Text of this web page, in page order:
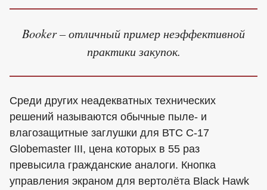
Booker – отличный пример неэффективной
практики закупок.
Среди других неадекватных технических
решений называются обычные пыле- и
влагозащитные заглушки для ВТС C-17
Globemaster III, цена которых в 55 раз
превысила гражданские аналоги. Кнопка
управления экраном для вертолёта Black Hawk